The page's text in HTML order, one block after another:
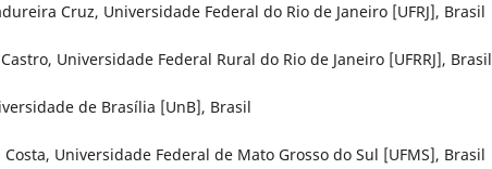
Cruz, Universidade Federal do Rio de Janeiro [UFRJ], Brasil
Universidade Federal Rural do Rio de Janeiro [UFRRJ], Brasil
de Brasília [UnB], Brasil
Universidade Federal de Mato Grosso do Sul [UFMS], Brasil